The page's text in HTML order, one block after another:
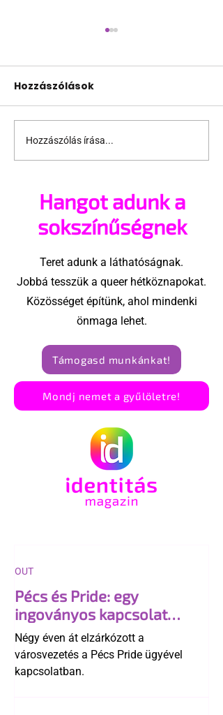
Pécs és Pride: egy
ingoványos
Hozzászólások
Hozzászólás írása...
Hangot adunk a
sokszínűségnek
Teret adunk a láthatóságnak.
Jobbá tesszük a queer hétköznapokat.
Közösséget építünk, ahol mindenki
önmaga lehet.
Támogasd munkánkat!
Mondj nemet a gyűlöletre!
Pécs és Pride: egy
ingoványos kapcsolat
története
Négy éven át elzárkózott a
városvezetés a Pécs Pride ügyével
kapcsolatban.
OUT